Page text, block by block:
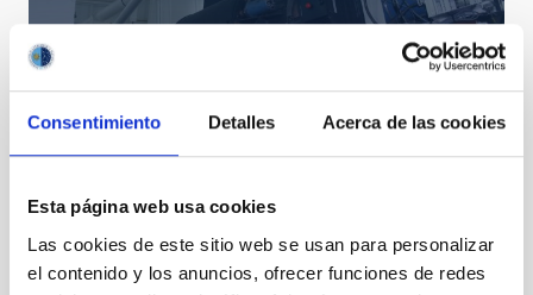
Consentimiento Detalles Acerca de las cookies
Esta página web usa cookies
Las cookies de este sitio web se usan para personalizar
el contenido y los anuncios, ofrecer funciones de redes